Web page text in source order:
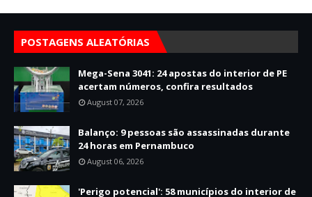
POSTAGENS ALEATÓRIAS
Mega-Sena 3041: 24 apostas do interior de PE
acertam números, confira resultados
August 07, 2026
Balanço: 9 pessoas são assassinadas durante
24 horas em Pernambuco
August 06, 2026
'Perigo potencial': 58 municípios do interior de